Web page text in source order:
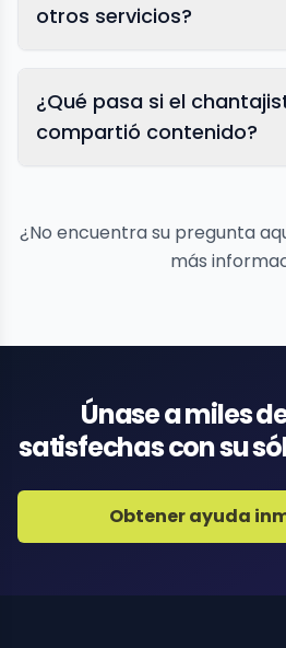
otros servicios?
¿Qué pasa si el
compartió contenido?
¿No encuentra su pregunta
más
Únase a miles
satisfechas con su
Obtener ayuda